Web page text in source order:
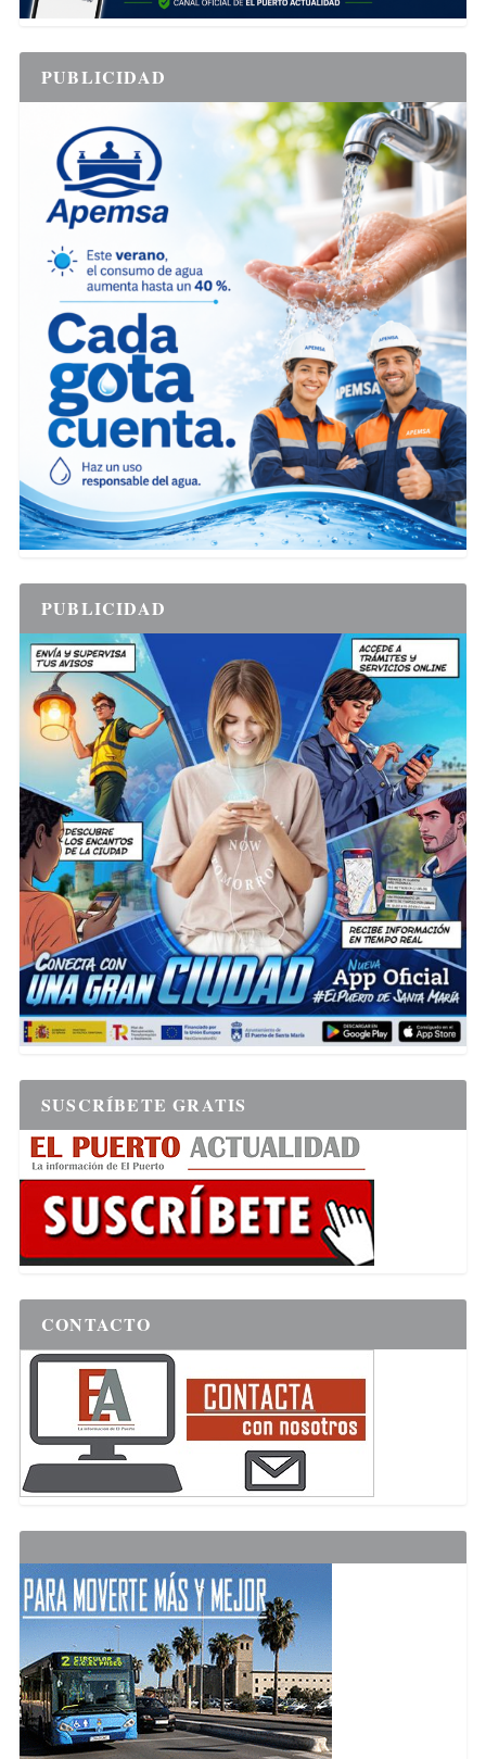
PUBLICIDAD
PUBLICIDAD
SUSCRÍBETE GRATIS
CONTACTO